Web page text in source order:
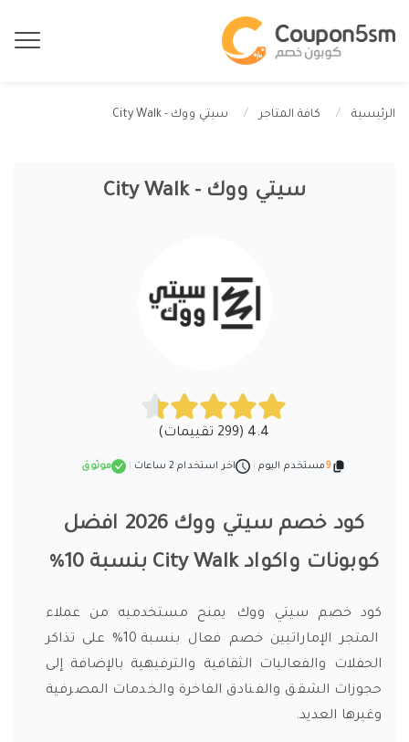
الرئيسية كافة المتاجر سيتي ووك - City Walk
سيتي ووك - City Walk
4.4 (299 تقييمات)
9مستخدم اليوم اخر استخدام 2 ساعات موثوق
كود خصم سيتي ووك 2026 افضل
كوبونات واكواد City Walk بنسبة 10%
كود خصم سيتي ووك يمنح مستخدميه من عملاء
المتجر الإماراتيين خصم فعال بنسبة 10% على تذاكر
الحفلات والفعاليات الثقافية والترفيهية بالإضافة إلى
حجوزات الشقق والفنادق الفاخرة والخدمات المصرفية
وغيرها العديد.